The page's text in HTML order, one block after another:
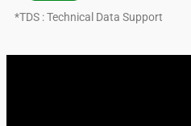
*TDS : Technical Data Support